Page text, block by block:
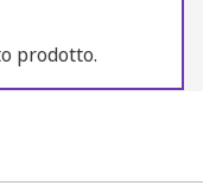
prodotto.